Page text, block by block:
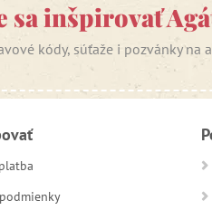
sa inšpirovať
kódy, súťaže i pozvánky na